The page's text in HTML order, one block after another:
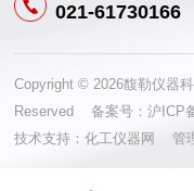
021-61730166
Copyright © 2026馥勒仪器
Reserved 备案号：沪ICP
技术支持：化工仪器网管